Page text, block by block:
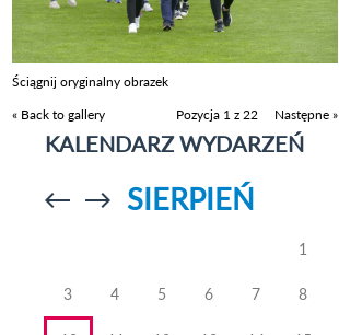
Ściągnij oryginalny obrazek
« Back to gallery
Pozycja 1 z 22 Następne »
KALENDARZ WYDARZEŃ
Przejdź doPrzejdź do
SIERPIEŃ
1
3 4 5 6 7 8